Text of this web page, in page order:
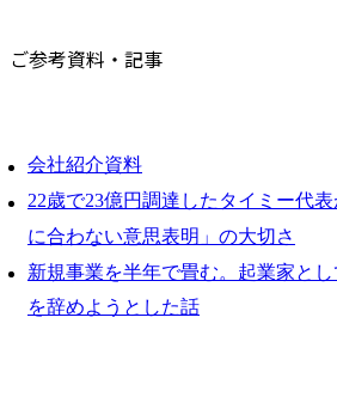
ご参考資料・記事
会社紹介資料
22歳で23億円調達したタイミー代
に合わない意思表明」の大切さ
新規事業を半年で畳む。起業家と
を辞めようとした話